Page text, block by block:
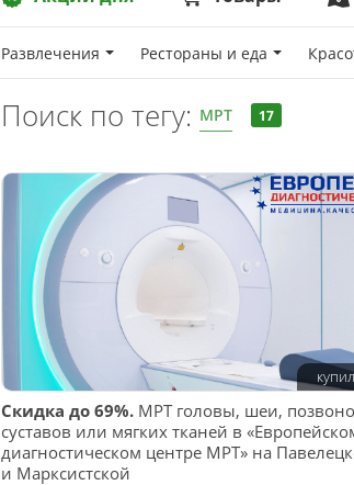
Развлечения Рестораны и еда
Поиск по тегу: МРТ 17
Скидка до 69%. МРТ головы, шеи,
суставов или мягких тканей в
диагностическом центре МРТ» на
и Марксистской